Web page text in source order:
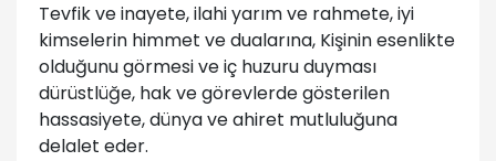
Tevfik ve inayete, ilahi yarım ve rahmete, iyi
kimselerin himmet ve dualarına, Kişinin esenlikte
olduğunu görmesi ve iç huzuru duyması
dürüstlüğe, hak ve görevlerde gösterilen
hassasiyete, dünya ve ahiret mutluluğuna
delalet eder.